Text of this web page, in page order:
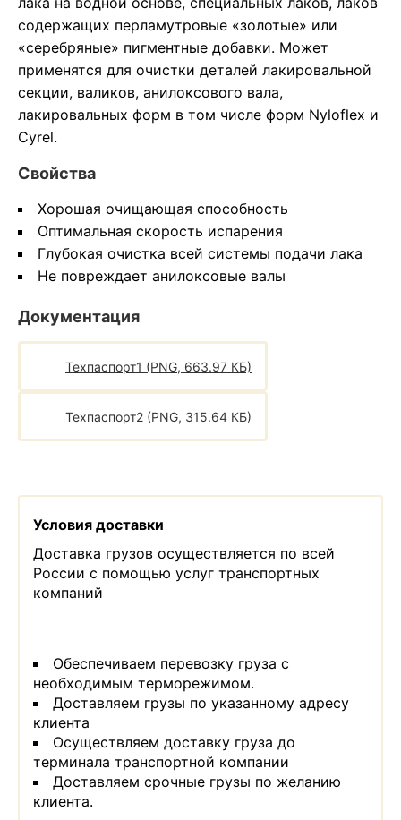
содержащих перламутровые «золотые» или
«серебряные» пигментные добавки. Может
применятся для очистки деталей лакировальной
секции, валиков, анилоксового вала,
лакировальных форм в том числе форм Nyloflex и
Cyrel.
Свойства
Хорошая очищающая способность
Оптимальная скорость испарения
Глубокая очистка всей системы подачи лака
Не повреждает анилоксовые валы
Документация
Техпаспорт1 (PNG, 663.97 КБ)
Техпаспорт2 (PNG, 315.64 КБ)
Условия доставки
Доставка грузов осуществляется по всей
России с помощью услуг транспортных
компаний
Обеспечиваем перевозку груза с
необходимым терморежимом.
Доставляем грузы по указанному адресу
клиента
Осуществляем доставку груза до
терминала транспортной компании
Доставляем срочные грузы по желанию
клиента.